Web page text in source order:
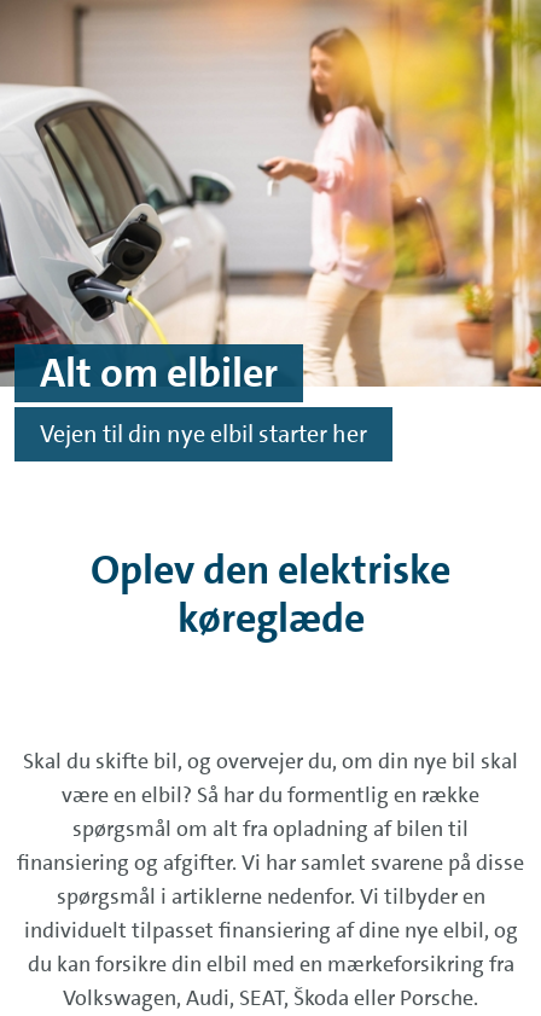
Alt om elbiler
Vejen til din nye elbil starter her
Oplev den elektriske
køreglæde
Skal du skifte bil, og overvejer du, om din nye bil skal
være en elbil? Så har du formentlig en række
spørgsmål om alt fra opladning af bilen til
finansiering og afgifter. Vi har samlet svarene på disse
spørgsmål i artiklerne nedenfor. Vi tilbyder en
individuelt tilpasset finansiering af dine nye elbil, og
du kan forsikre din elbil med en mærkeforsikring fra
Volkswagen, Audi, SEAT, Škoda eller Porsche.